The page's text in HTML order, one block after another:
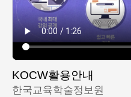
KOCW활용안내
한국교육학술정보원